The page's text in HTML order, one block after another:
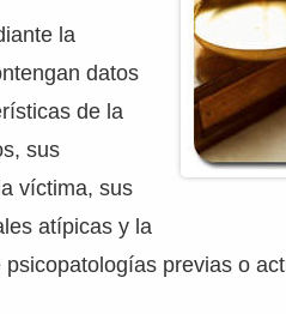
la
datos
de la
sus
víctima, sus
atípicas y la
previas o